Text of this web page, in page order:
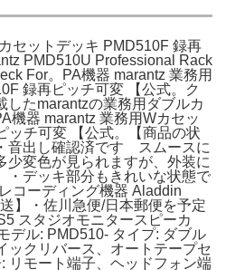
セットデッキ PMD510F 録再
PMD510U Professional Rack
For。PA機器 marantz 業務用
録再ピッチ可変 【公式。ク
したmarantzの業務用ダブルカ
機器 marantz 業務用Wカセッ
ッチ可変 【公式。【商品の状
音出し確認済です スムースに
少変色が見られますが、外装に
・デッキ部分もきれいな状態で
コーディング機器 Aladdin
】・佐川急便/日本郵便を予定
スタジオモニタースピーカ
デル: PMD510- タイプ: ダブル
ックリバース、オートテープセ
リモート端子、ヘッドフォン端